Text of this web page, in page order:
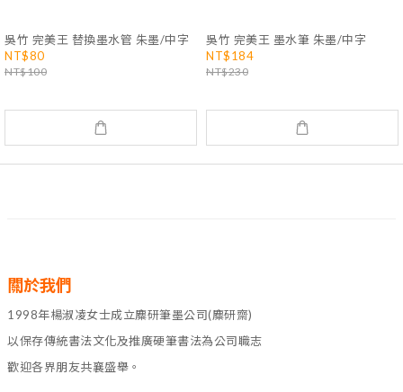
吳竹 完美王 替換墨水管 朱墨/中字
NT$80
NT$100
吳竹 完美王 墨水筆 朱墨/中字
NT$184
NT$230
關於我們
1998年楊淑凌女士成立麋研筆墨公司(麋研齋)
以保存傳統書法文化及推廣硬筆書法為公司職志
歡迎各界朋友共襄盛舉。